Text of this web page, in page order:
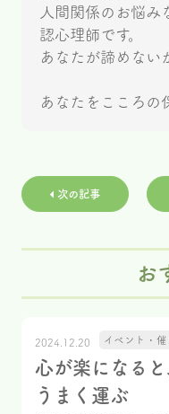
人間関係のお悩み
認心理師です。
あなたが諦めない
あなたをこころの
次の記事
お
2024.12.20 イベント・催
心が楽になる
うまく運ぶ